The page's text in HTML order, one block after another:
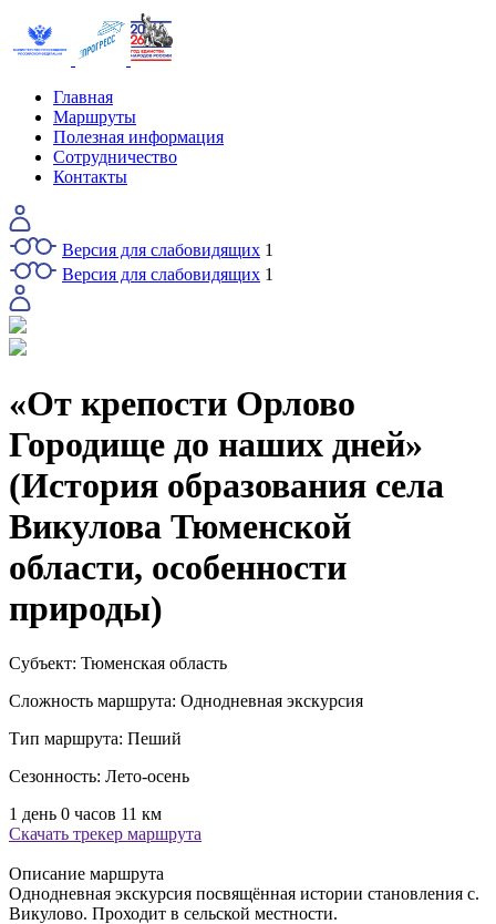
Главная
Маршруты
Полезная информация
Сотрудничество
Контакты
Версия для слабовидящих 1
Версия для слабовидящих 1
«От крепости Орлово
Городище до наших дней»
(История образования села
Викулова Тюменской
области, особенности
природы)
Субъект: Тюменская область
Сложность маршрута: Однодневная экскурсия
Тип маршрута: Пеший
Сезонность: Лето-осень
1 день 0 часов 11 км
Скачать трекер маршрута
Описание маршрута
Однодневная экскурсия посвящённая истории становления с.
Викулово. Проходит в сельской местности.